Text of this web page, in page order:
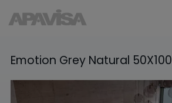
Emotion Grey Natural 50X100